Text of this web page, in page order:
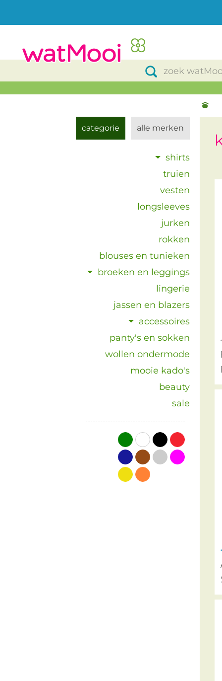
categorie
shirts
truien
vesten
longsleeves
jurken
rokken
blouses en tunieken
broeken en leggings
lingerie
jassen en blazers
accessoires
panty's en sokken
wollen ondermode
mooie kado's
beauty
sale
groenwit zwartrood
blauwbruingrijsroze
geeloranje
alle merken